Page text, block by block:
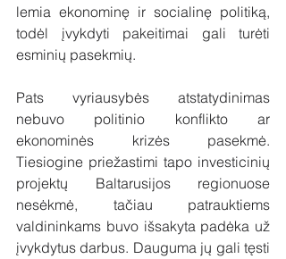
lemia ekonominę ir socialinę politiką,
todėl įvykdyti pakeitimai gali turėti
esminių pasekmių.
Pats vyriausybės atstatydinimas
nebuvo politinio konflikto ar
ekonominės krizės pasekmė.
Tiesiogine priežastimi tapo investicinių
projektų Baltarusijos regionuose
nesėkmė, tačiau patrauktiems
valdininkams buvo išsakyta padėka už
įvykdytus darbus. Dauguma jų gali tęsti